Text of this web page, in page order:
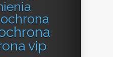
ochrona
vip